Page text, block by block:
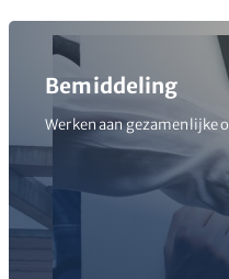
Bemiddeling
Werken aan gezamenlijke